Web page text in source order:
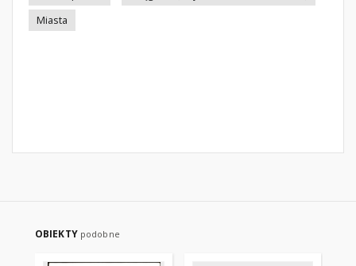
Miasta
OBIEKTY podobne